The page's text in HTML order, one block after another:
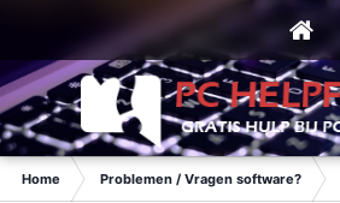
Home Problemen / Vragen software?